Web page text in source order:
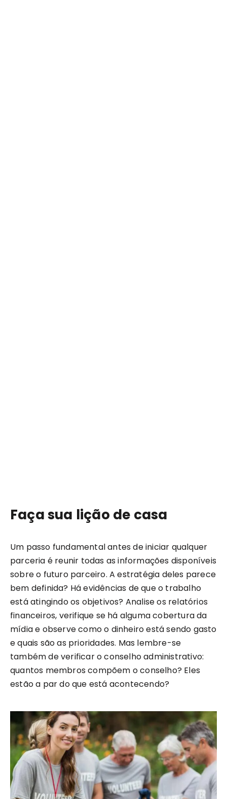
Faça sua lição de casa
Um passo fundamental antes de iniciar qualquer
parceria é reunir todas as informações disponíveis
sobre o futuro parceiro. A estratégia deles parece
bem definida? Há evidências de que o trabalho
está atingindo os objetivos? Analise os relatórios
financeiros, verifique se há alguma cobertura da
mídia e observe como o dinheiro está sendo gasto
e quais são as prioridades. Mas lembre-se
também de verificar o conselho administrativo:
quantos membros compõem o conselho? Eles
estão a par do que está acontecendo?